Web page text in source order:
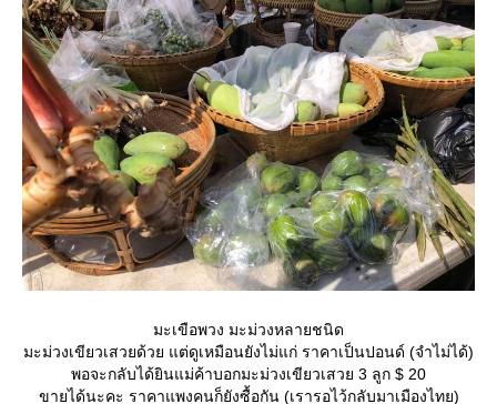
มะเขือพวง มะม่วงหลายชนิด
มะม่วงเขียวเสวยด้วย แต่ดูเหมือนยังไม่แก่ ราคาเป็นปอนด์ (จำไม่ได้)
พอจะกลับได้ยินแม่ค้าบอกมะม่วงเขียวเสวย 3 ลูก $ 20
ขายได้นะคะ ราคาแพงคนก็ยังซื้อกัน (เรารอไว้กลับมาเมืองไทย)